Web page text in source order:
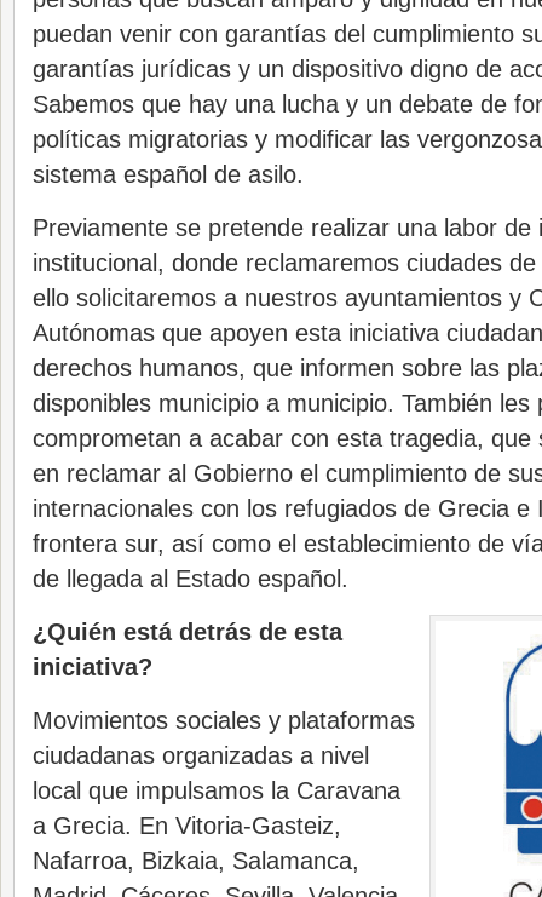
puedan venir con garantías del cumplimiento
garantías jurídicas y un dispositivo digno de
Sabemos que hay una lucha y un debate de
políticas migratorias y modificar las
sistema español de asilo.
Previamente se pretende realizar una labor de
institucional, donde reclamaremos ciudades
ello solicitaremos a nuestros ayuntamientos y
Autónomas que apoyen esta iniciativa
derechos humanos, que informen sobre las
disponibles municipio a municipio. También les
comprometan a acabar con esta tragedia, que
en reclamar al Gobierno el cumplimiento de
internacionales con los refugiados de Grecia e
frontera sur, así como el establecimiento de
de llegada al Estado español.
¿Quién está detrás de esta
iniciativa?
Movimientos sociales y plataformas
ciudadanas organizadas a nivel
local que impulsamos la Caravana
a Grecia. En Vitoria-Gasteiz,
Nafarroa, Bizkaia, Salamanca,